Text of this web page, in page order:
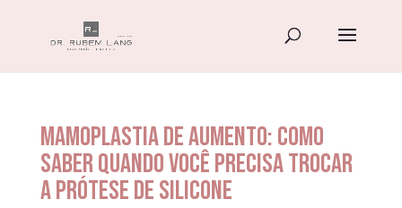
Mamoplastia de Aumento: Como
saber quando você precisa trocar
a prótese de silicone